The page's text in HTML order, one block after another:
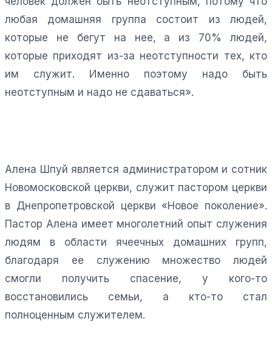
любая домашняя группа состоит из людей,
которые не бегут на нее, а из 70% людей,
которые приходят из-за неотступности тех, кто
им служит. Именно поэтому надо быть
неотступным и надо не сдаваться».
Алена Шпуй является администратором и сотник
Новомосковской церкви, служит пастором церкви
в Днепропетровской церкви «Новое поколение».
Пастор Алена имеет многолетний опыт служения
людям в области ячеечных домашних групп,
благодаря ее служению множество людей
смогли получить спасение, у кого-то
восстановились семьи, а кто-то стал
полноценным служителем.